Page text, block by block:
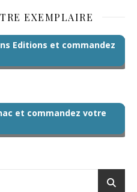
EXEMPLAIRE
Editions et commandez
et commandez votre